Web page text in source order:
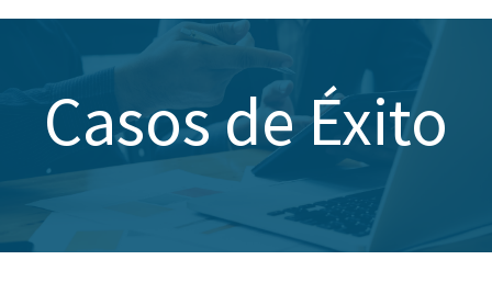
Casos de Éxito